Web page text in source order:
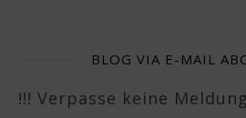
BLOG VIA E-MAIL
!!! Verpasse keine